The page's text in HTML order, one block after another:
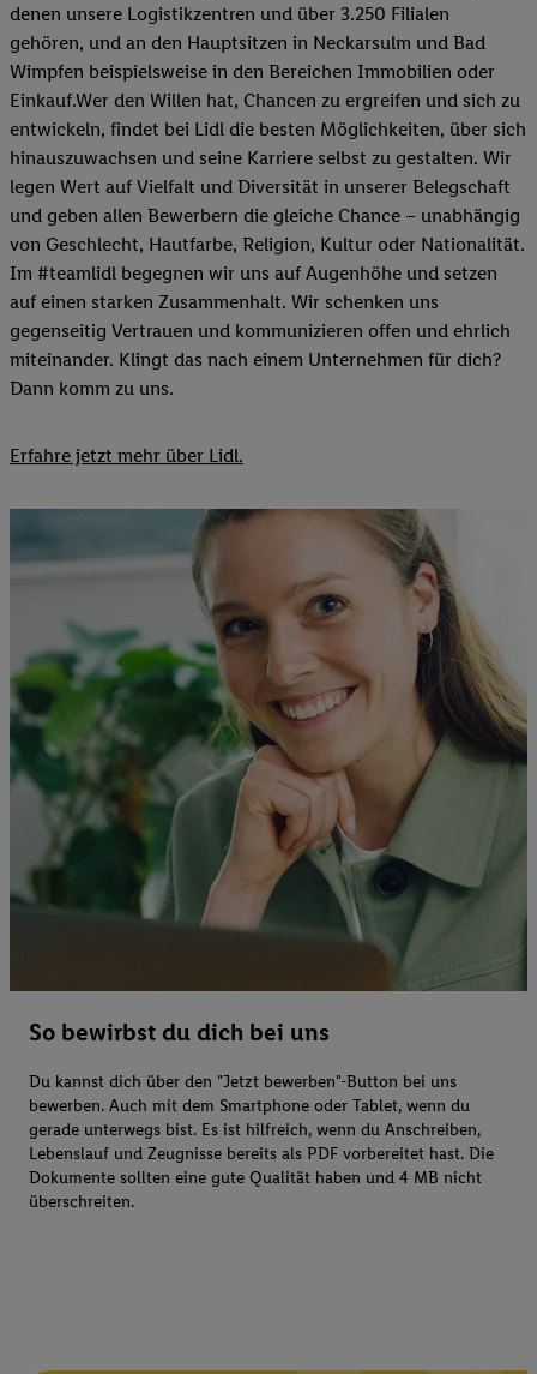
denen unsere Logistikzentren und über 3.250 Filialen
gehören, und an den Hauptsitzen in Neckarsulm und Bad
Wimpfen beispielsweise in den Bereichen Immobilien oder
Einkauf.Wer den Willen hat, Chancen zu ergreifen und sich zu
entwickeln, findet bei Lidl die besten Möglichkeiten, über sich
hinauszuwachsen und seine Karriere selbst zu gestalten. Wir
legen Wert auf Vielfalt und Diversität in unserer Belegschaft
und geben allen Bewerbern die gleiche Chance – unabhängig
von Geschlecht, Hautfarbe, Religion, Kultur oder Nationalität.
Im #teamlidl begegnen wir uns auf Augenhöhe und setzen
auf einen starken Zusammenhalt. Wir schenken uns
gegenseitig Vertrauen und kommunizieren offen und ehrlich
miteinander. Klingt das nach einem Unternehmen für dich?
Dann komm zu uns.​
Erfahre jetzt mehr über Lidl.
So bewirbst du dich bei uns
Du kannst dich über den "Jetzt bewerben"-Button bei uns
bewerben. Auch mit dem Smartphone oder Tablet, wenn du
gerade unterwegs bist. Es ist hilfreich, wenn du Anschreiben,
Lebenslauf und Zeugnisse bereits als PDF vorbereitet hast. Die
Dokumente sollten eine gute Qualität haben und 4 MB nicht
überschreiten.